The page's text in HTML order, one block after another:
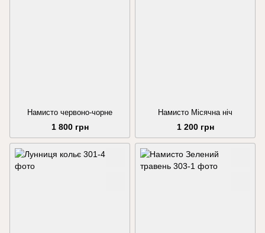
Намисто червоно-чорне
1 800 грн
Намисто Місячна ніч
1 200 грн